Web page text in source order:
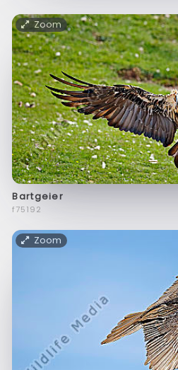
Zoom
Bartgeier
f75192
Zoom